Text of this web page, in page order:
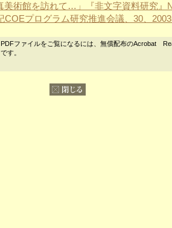
美術館を訪れて…」『非文字資料研究
COEプログラム研究推進会議、30、
PDFファイルをご覧になるには、無償配布のAcrobat
です。